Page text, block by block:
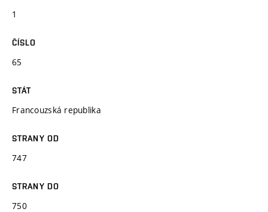
1
ČÍSLO
65
STÁT
Francouzská republika
STRANY OD
747
STRANY DO
750